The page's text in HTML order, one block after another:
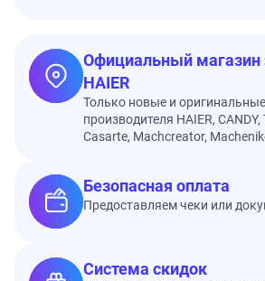
Официальный магазин
HAIER
Только новые и
производителя HAIER,
Casarte, Machcreator,
Безопасная оплата
Предоставляем чеки или
Система скидок